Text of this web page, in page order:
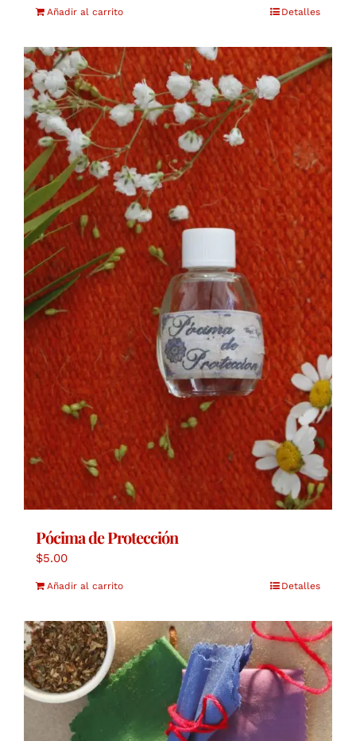
Añadir al carrito Detalles
Pócima de Protección
$5.00
Añadir al carrito Detalles